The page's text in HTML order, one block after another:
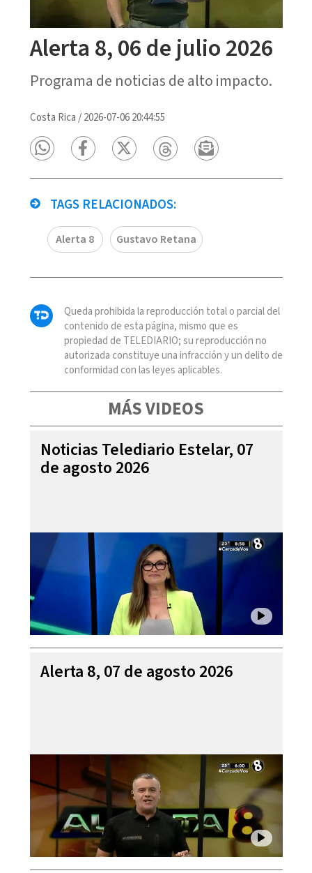
Alerta 8, 06 de julio 2026
Programa de noticias de alto impacto.
Costa Rica /2026-07-06 20:44:55
TAGS RELACIONADOS:
Alerta 8 Gustavo Retana
Queda prohibida la reproducción total o parcial del
contenido de esta página, mismo que es
propiedad de TELEDIARIO; su reproducción no
autorizada constituye una infracción y un delito de
conformidad con las leyes aplicables.
MÁS VIDEOS
Noticias Telediario Estelar, 07
de agosto 2026
Alerta 8, 07 de agosto 2026